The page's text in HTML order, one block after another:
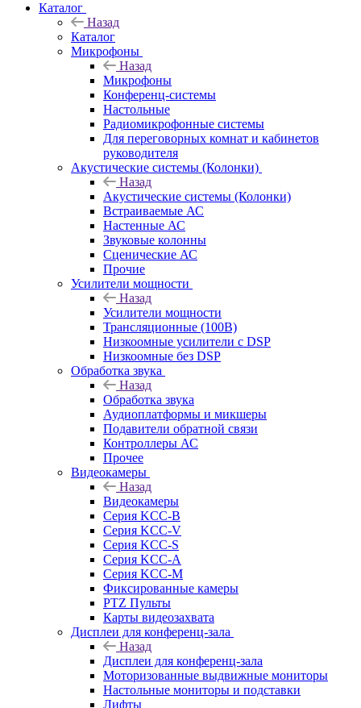
Каталог
Назад
Каталог
Микрофоны
Назад
Микрофоны
Конференц-системы
Настольные
Радиомикрофонные системы
Для переговорных комнат и кабинетов
руководителя
Акустические системы (Колонки)
Назад
Акустические системы (Колонки)
Встраиваемые АС
Настенные АС
Звуковые колонны
Сценические АС
Прочие
Усилители мощности
Назад
Усилители мощности
Трансляционные (100В)
Низкоомные усилители с DSP
Низкоомные без DSP
Обработка звука
Назад
Обработка звука
Аудиоплатформы и микшеры
Подавители обратной связи
Контроллеры АС
Прочее
Видеокамеры
Назад
Видеокамеры
Серия KCC-B
Серия KCC-V
Серия KCC-S
Серия KCC-A
Серия KCC-M
Фиксированные камеры
PTZ Пульты
Карты видеозахвата
Дисплеи для конференц-зала
Назад
Дисплеи для конференц-зала
Моторизованные выдвижные мониторы
Настольные мониторы и подставки
Лифты